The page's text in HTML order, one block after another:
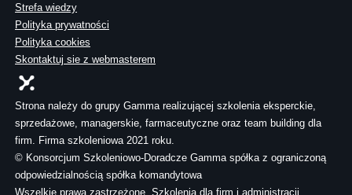
Strefa wiedzy
Polityka prywatności
Polityka cookies
Skontaktuj sie z webmasterem
Strona należy do grupy Gamma realizującej szkolenia eksperckie,
sprzedażowe, managerskie, farmaceutyczne oraz team building dla
firm. Firma szkoleniowa 2021 roku.
© Konsorcjum Szkoleniowo-Doradcze Gamma spółka z ograniczoną
odpowiedzialnością spółka komandytowa
Wszelkie prawa zastrzeżone. Szkolenia dla firm i administracji.